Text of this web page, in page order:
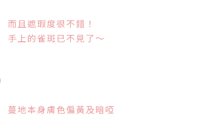
而且遮瑕度很不錯！
手上的雀斑已不見了～
蔓地本身膚色偏黃及暗啞